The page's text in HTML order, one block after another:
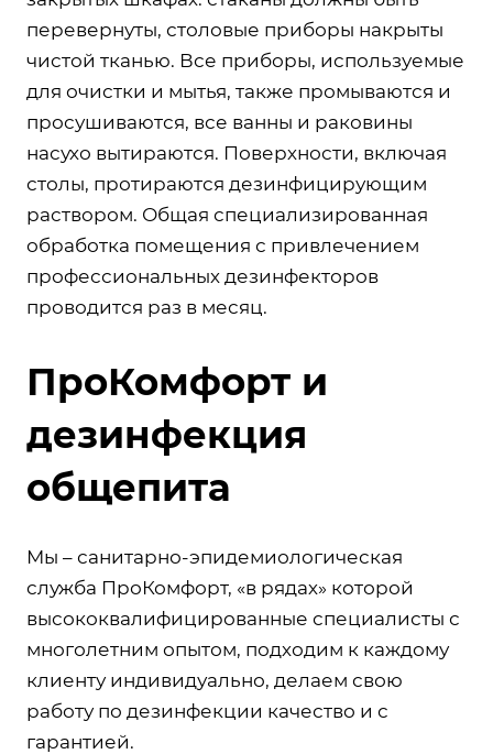
перевернуты, столовые приборы накрыты
чистой тканью. Все приборы, используемые
для очистки и мытья, также промываются и
просушиваются, все ванны и раковины
насухо вытираются. Поверхности, включая
столы, протираются дезинфицирующим
раствором. Общая специализированная
обработка помещения с привлечением
профессиональных дезинфекторов
проводится раз в месяц.
ПроКомфорт и
дезинфекция
общепита
Мы – санитарно-эпидемиологическая
служба ПроКомфорт, «в рядах» которой
высококвалифицированные специалисты с
многолетним опытом, подходим к каждому
клиенту индивидуально, делаем свою
работу по дезинфекции качество и с
гарантией.